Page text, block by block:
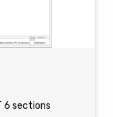
6 sections